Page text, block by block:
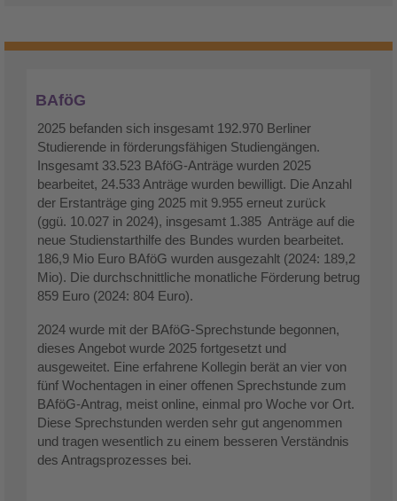
BAföG
2025 befanden sich insgesamt 192.970 Berliner
Studierende in förderungsfähigen Studiengängen.
Insgesamt 33.523 BAföG-Anträge wurden 2025
bearbeitet, 24.533 Anträge wurden bewilligt. Die Anzahl
der Erstanträge ging 2025 mit 9.955 erneut zurück
(ggü. 10.027 in 2024), insgesamt 1.385 Anträge auf die
neue Studienstarthilfe des Bundes wurden bearbeitet.
186,9 Mio Euro BAföG wurden ausgezahlt (2024: 189,2
Mio). Die durchschnittliche monatliche Förderung betrug
859 Euro (2024: 804 Euro).
2024 wurde mit der BAföG-Sprechstunde begonnen,
dieses Angebot wurde 2025 fortgesetzt und
ausgeweitet. Eine erfahrene Kollegin berät an vier von
fünf Wochentagen in einer offenen Sprechstunde zum
BAföG-Antrag, meist online, einmal pro Woche vor Ort.
Diese Sprechstunden werden sehr gut angenommen
und tragen wesentlich zu einem besseren Verständnis
des Antragsprozesses bei.